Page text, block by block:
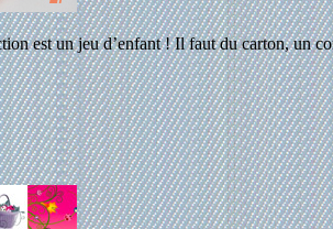
est un jeu d’enfant ! Il faut du carton, un